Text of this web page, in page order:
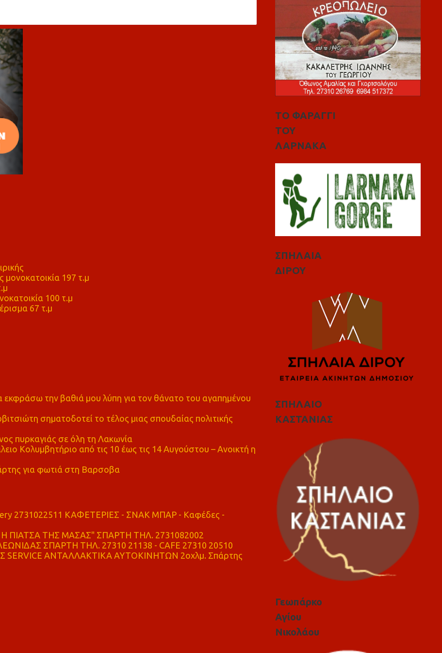
197 τ.μ
100 τ.μ
67 τ.μ
εκφράσω την βαθιά μου λύπη για τον θάνατο του αγαπημένου
σηματοδοτεί το τέλος μιας σπουδαίας πολιτικής
πυρκαγιάς σε όλη τη Λακωνία
Κολυμβητήριο από τις 10 έως τις 14 Αυγούστου – Ανοικτή η
για φωτιά στη Βαρσοβα
2731022511 ΚΑΦΕΤΕΡΙΕΣ - ΣΝΑΚ ΜΠΑΡ - Καφέδες -
ΠΙΑΤΣΑ ΤΗΣ ΜΑΣΑΣ" ΣΠΑΡΤΗ ΤΗΛ. 2731082002
ΣΠΑΡΤΗ ΤΗΛ. 27310 21138 - CAFE 27310 20510
ΑΝΤΑΛΛΑΚΤΙΚΑ ΑΥΤΟΚΙΝΗΤΩΝ 2οχλμ. Σπάρτης
ΤΟ ΦΑΡΑΓΓΙ
ΤΟΥ
ΛΑΡΝΑΚΑ
ΣΠΗΛΑΙΑ
ΔΙΡΟΥ
ΣΠΗΛΑΙΟ
ΚΑΣΤΑΝΙΑΣ
Γεωπάρκο
Αγίου
Νικολάου